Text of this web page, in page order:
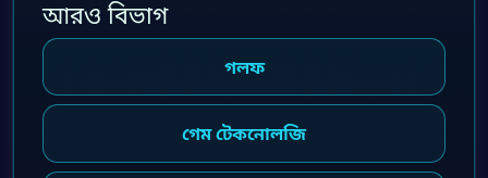
আরও বিভাগ
গলফ
গেম টেকনোলজি